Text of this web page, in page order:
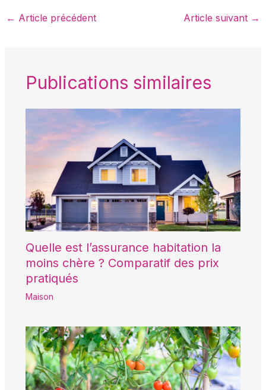
← Article précédent Article suivant →
Publications similaires
Quelle est l’assurance habitation la
moins chère ? Comparatif des prix
pratiqués
Maison